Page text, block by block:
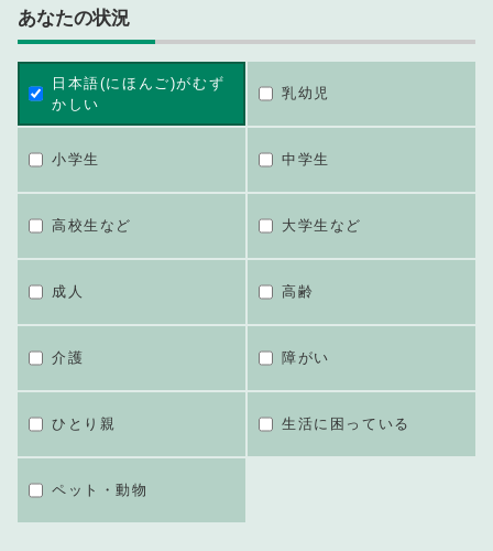
あなたの状況
日本語(にほんご)がむず
かしい
乳幼児
小学生 中学生
高校生など 大学生など
成人 高齢
介護 障がい
ひとり親 生活に困っている
ペット・動物